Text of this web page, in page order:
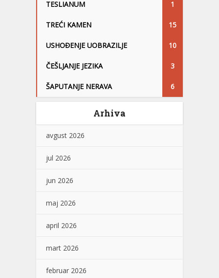
TESLIANUM 1
TREĆI KAMEN 15
USHOĐENJE UOBRAZILJE 10
ČEŠLJANJE JEZIKA 3
ŠAPUTANJE NERAVA 6
Arhiva
avgust 2026
jul 2026
jun 2026
maj 2026
april 2026
mart 2026
februar 2026